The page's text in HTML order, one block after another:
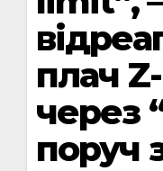
плач Z-
через
поруч